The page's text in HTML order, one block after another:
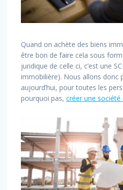
Quand on achète des biens
être bon de faire cela sous
juridique de celle ci, c’est une
immobilière). Nous allons donc
aujourd’hui, pour toutes les
pourquoi pas, créer une société